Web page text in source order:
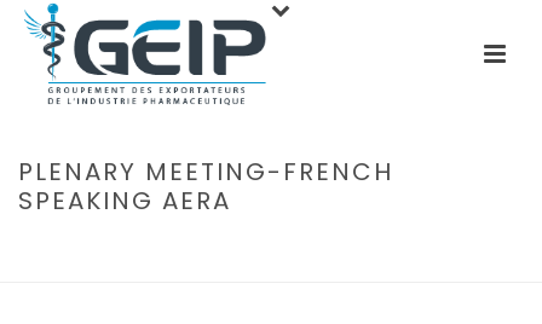
PLENARY MEETING-FRENCH
SPEAKING AERA